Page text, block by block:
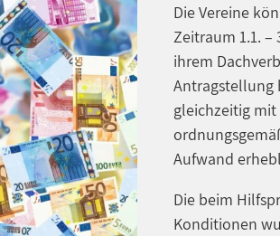
Die Vereine
Zeitraum 1.1. –
ihrem
Antragstellung
gleichzeitig
Aufwand
Die beim
Konditionen